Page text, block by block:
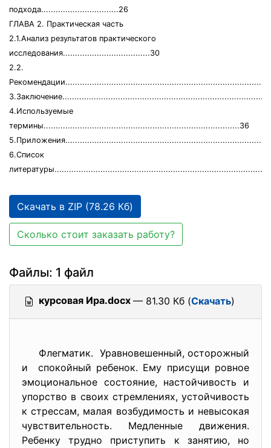
подхода................................26
ГЛАВА 2. Практическая часть
2.1.Анализ результатов практического
исследования....................................30
2.2.
4.Используемые
термины.................................................................................36
6.Список
Скачать в ZIP (78.26 Кб)
Сколько стоит заказать работу?
Файлы: 1 файл
курсовая Ира.docx — 81.30 Кб (Скачать)
Флегматик. Уравновешенный, осторожный
и спокойный ребенок. Ему присущи ровное
эмоциональное состояние, настойчивость и
упорство в своих стремлениях, устойчивость
к стрессам, малая возбудимость и невысокая
чувствительность. Медленные движения.
Ребенку трудно приступить к занятию, но